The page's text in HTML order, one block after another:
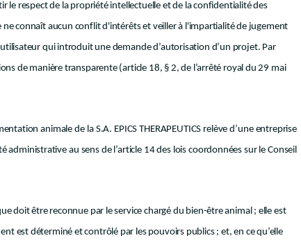
le respect de la propriété intellectuelle et de la confidentialité des
connaît aucun conflit d'intérêts et veiller à l'impartialité de jugement
qui introduit une demande d’autorisation d’un projet. Par
de manière transparente (article 18, § 2, de l’arrêté royal du 29 mai
animale de la S.A. EPICS THERAPEUTICS relève d’une entreprise
administrative au sens de l’article 14 des lois coordonnées sur le Conseil
doit être reconnue par le service chargé du bien-être animal ; elle est
est déterminé et contrôlé par les pouvoirs publics ; et, en ce qu’elle